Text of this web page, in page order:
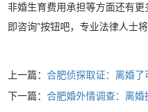
非婚生育费用承担等方面还有
即咨询”按钮吧，专业法律人士
上一篇：合肥侦探取证：离婚了
下一篇：合肥婚外情调查：离